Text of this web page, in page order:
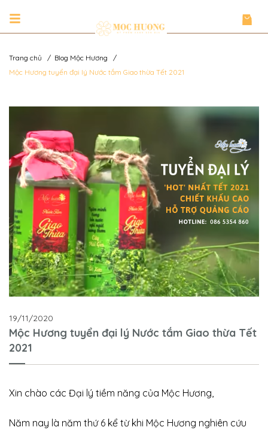
Trang chủ / Blog Mộc Hương
/
Mộc Hương tuyển đại lý Nước tắm Giao thừa Tết 2021
19/11/2020
Mộc Hương tuyển đại lý Nước tắm Giao thừa Tết
2021
Xin chào các Đại lý tiềm năng của Mộc Hương,
Năm nay là năm thứ 6 kể từ khi Mộc Hương nghiên cứu